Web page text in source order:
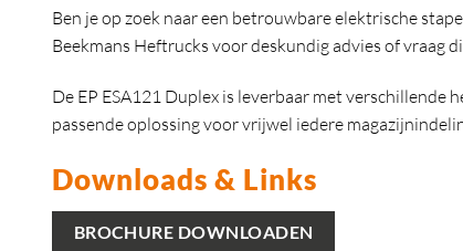
Ben je op zoek naar een betrouwbare elektrische
Beekmans Heftrucks voor deskundig advies of vraag
De EP ESA121 Duplex is leverbaar met verschillende
passende oplossing voor vrijwel iedere
Downloads & Links
BROCHURE DOWNLOADEN